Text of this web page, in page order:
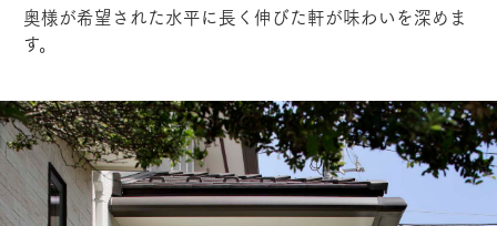
奥様が希望された水平に長く伸びた軒が味わいを深めま
す。